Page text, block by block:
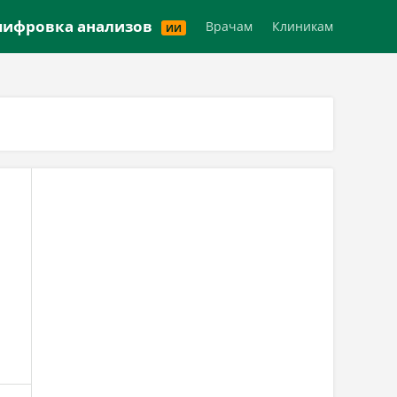
анализов ИИ Врачам Клиникам